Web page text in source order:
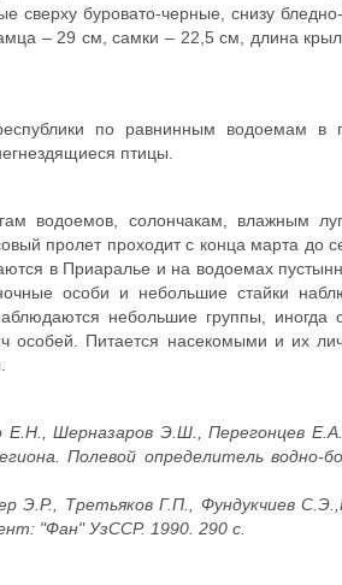
сверху буровато-черные, снизу
– 29 см, самки – 22,5 см, длина
по равнинным водоемам в
птицы.
водоемов, солончакам, влажным
пролет проходит с конца марта до
в Приаралье и на водоемах
особи и небольшие стайки
небольшие группы, иногда
особей. Питается насекомыми и их
Е.Н., Шерназаров Э.Ш., Перегонцев
Полевой определитель водно-
Э.Р., Третьяков Г.П., Фундукчиев
"Фан" УзССР. 1990. 290 с.